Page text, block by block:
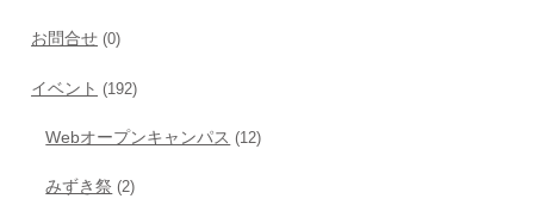
お問合せ (0)
イベント (192)
Webオープンキャンパス (12)
みずき祭 (2)